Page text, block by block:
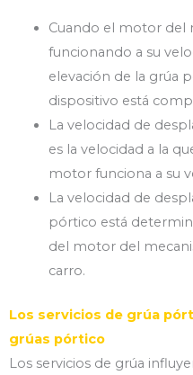
Cuando el motor del
funcionando a su
elevación de la grúa
dispositivo está
La velocidad de
es la velocidad a la
motor funciona a su
La velocidad de
pórtico está
del motor del
carro.
Los servicios de grúa
grúas pórtico
Los servicios de grúa